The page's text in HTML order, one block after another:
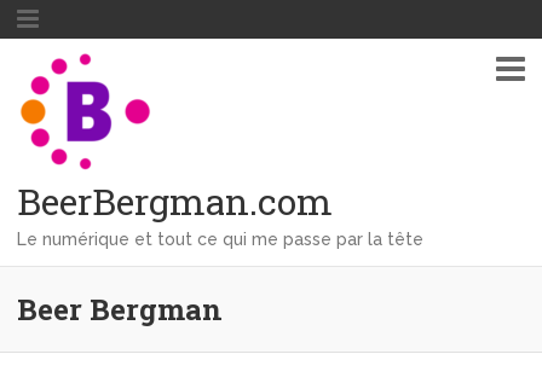
BeerBergman.com
Le numérique et tout ce qui me passe par la tête
Beer Bergman